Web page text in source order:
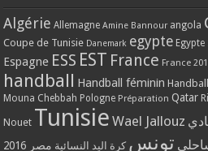
Algérie Allemagne Amine Bannour angola
Coupe de Tunisie Danemark egypte Egypte
Espagne ESS EST France France
handball Handball féminin
Mouna Chebbah Pologne Préparation Qatar
Nouet Tunisie Wael Jallouz
تونس كرة اليد النسائية مصر 2016